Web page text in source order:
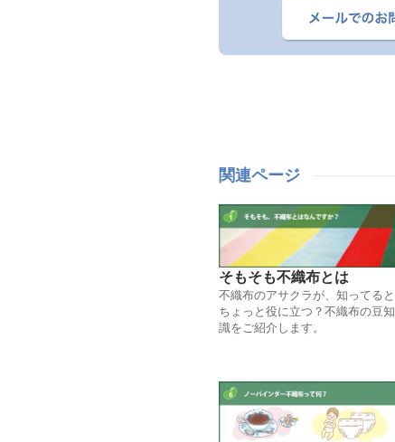
関連ページ
そもそも不織布とは
不織布のアサクラが、知ってると
ちょっと役に立つ？不織布の豆知
識をご紹介します。